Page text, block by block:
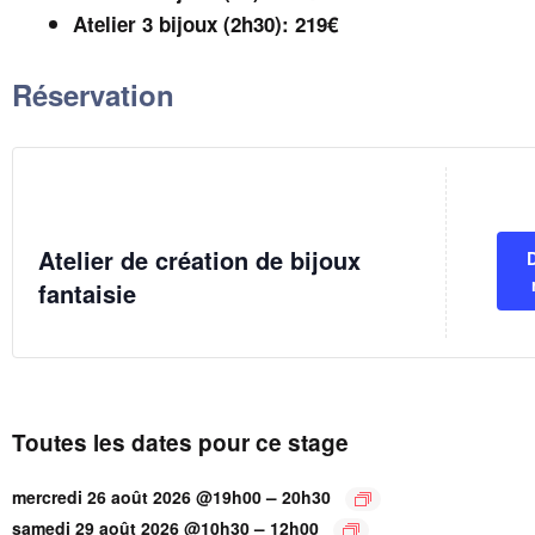
Atelier 3 bijoux (2h30): 219€
Réservation
Atelier de création de bijoux
fantaisie
Toutes les dates pour ce stage
mercredi 26 août 2026 @19h00– 20h30
samedi 29 août 2026 @10h30– 12h00